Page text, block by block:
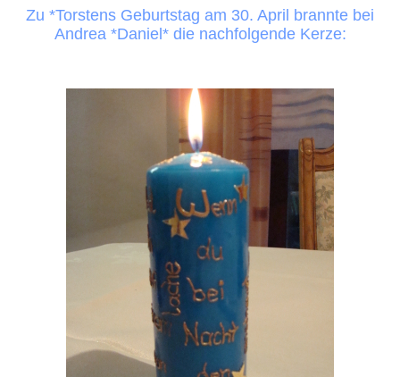
Zu *Torstens Geburtstag am 30. April brannte bei
Andrea *Daniel* die nachfolgende Kerze: